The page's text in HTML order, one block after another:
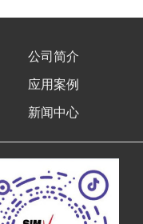
公司简介
应用案例
新闻中心